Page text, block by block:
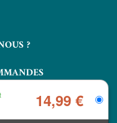
14,99 €
?